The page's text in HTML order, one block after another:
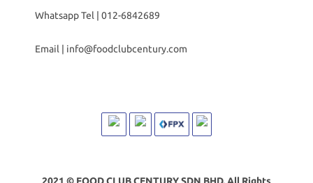
Whatsapp Tel | 012-6842689
Email | info@foodclubcentury.com
2021 © FOOD CLUB CENTURY SDN BHD. All Rights